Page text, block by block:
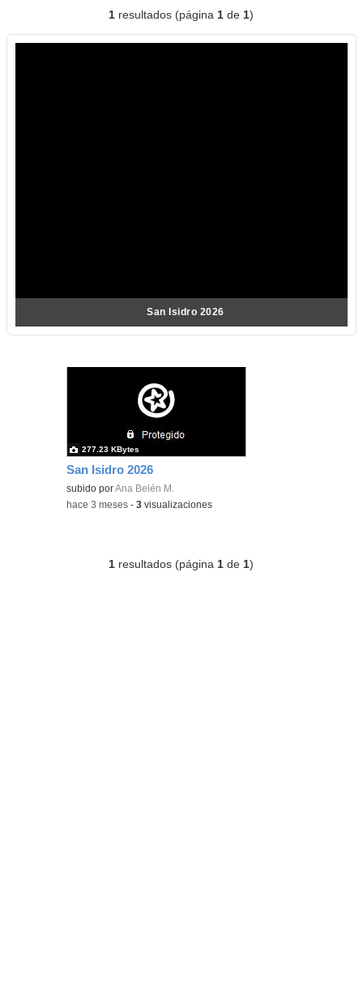
1 resultados (página1 de1)
San Isidro 2026
San Isidro 2026
subido porAna Belén M.
277.23 KBytes
-hace 3 meses -3 visualizaciones
1 resultados (página 1 de 1)